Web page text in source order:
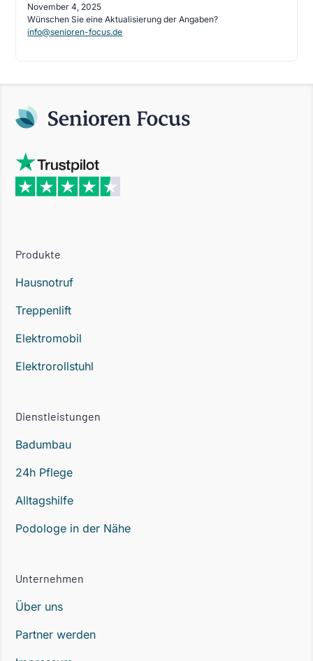
November 4, 2025
Wünschen Sie eine Aktualisierung der Angaben?
info@senioren-focus.de
Produkte
Hausnotruf
Treppenlift
Elektromobil
Elektrorollstuhl
Dienstleistungen
Badumbau
24h Pflege
Alltagshilfe
Podologe in der Nähe
Unternehmen
Über uns
Partner werden